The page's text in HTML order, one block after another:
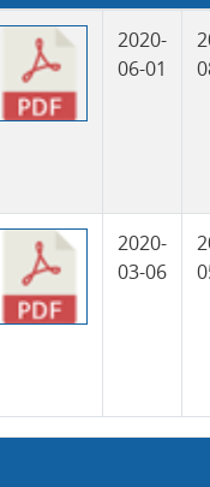
2020-
06-01
2020-
03-06